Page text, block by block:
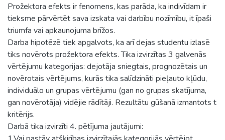
Prožektora efekts ir fenomens, kas parāda, ka indivīdam ir
tieksme pārvērtēt sava izskata vai darbību nozīmību, it īpaši
triumfa vai apkaunojuma brīžos.
Darba hipotēzē tiek apgalvots, ka arī dejas studentu izlasē
tiks novērots prožektora efekts. Tika izvirzītas 3 galvenās
vērtējumu kategorijas: dejotāja sniegtais, prognozētais un
novērotais vērtējums, kurās tika salīdzināti pieļauto kļūdu,
individuālo un grupas vērtējumu (gan no grupas skatījuma,
gan novērotāja) vidējie rādītāji. Rezultātu gūšanā izmantots t
kritērijs.
Darbā tika izvirzīti 4. pētījuma jautājumi: